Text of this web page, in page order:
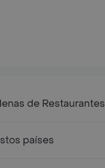
de Restaurantes
países